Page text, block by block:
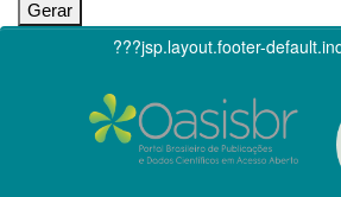
???jsp.layout.footer-